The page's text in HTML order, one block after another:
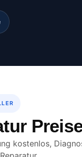
kostenlos,